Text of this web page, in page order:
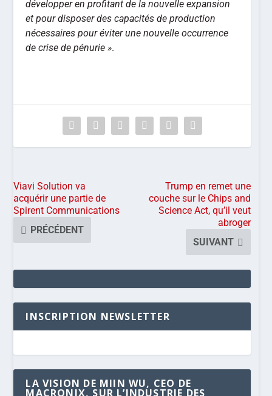
développer en profitant de la nouvelle expansion
et pour disposer des capacités de production
nécessaires pour éviter une nouvelle occurrence
de crise de pénurie ».
Viavi Solution va
acquérir une partie de
Spirent Communications
PRÉCÉDENT
Trump en remet une
couche sur le Chips and
Science Act, qu’il veut
abroger
SUIVANT
INSCRIPTION NEWSLETTER
LA VISION DE MIIN WU, CEO DE
MACRONIX, SUR L’INDUSTRIE DES